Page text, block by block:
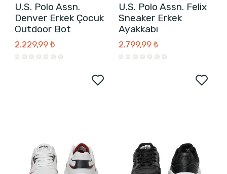
U.S. Polo Assn.
Denver Erkek Çocuk
Outdoor Bot
2.229,99 ₺
U.S. Polo Assn. Felix
Sneaker Erkek
Ayakkabı
2.799,99 ₺